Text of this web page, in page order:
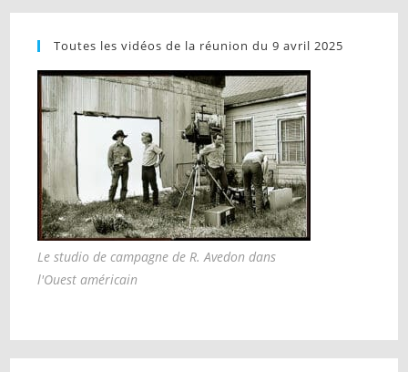
Toutes les vidéos de la réunion du 9 avril 2025
Le studio de campagne de R. Avedon dans
l'Ouest américain